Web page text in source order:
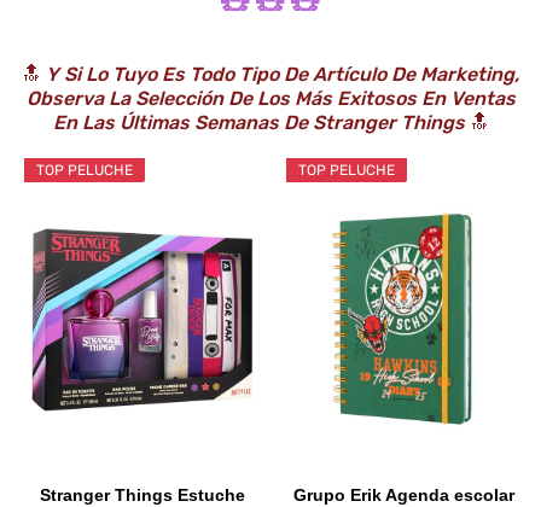
🔝 Y Si Lo Tuyo Es Todo Tipo De Artículo De Marketing,
Observa La Selección De Los Más Exitosos En Ventas
En Las Últimas Semanas De Stranger Things🔝
TOP PELUCHE
Stranger Things Estuche
TOP PELUCHE
Grupo Erik Agenda escolar